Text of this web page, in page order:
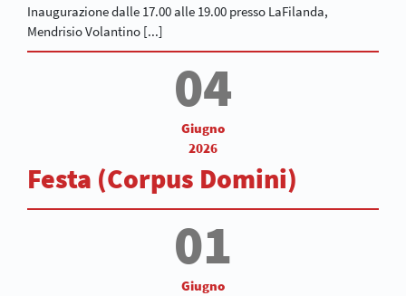
Inaugurazione dalle 17.00 alle 19.00 presso LaFilanda,
Mendrisio Volantino [...]
04
Giugno
2026
Festa (Corpus Domini)
01
Giugno